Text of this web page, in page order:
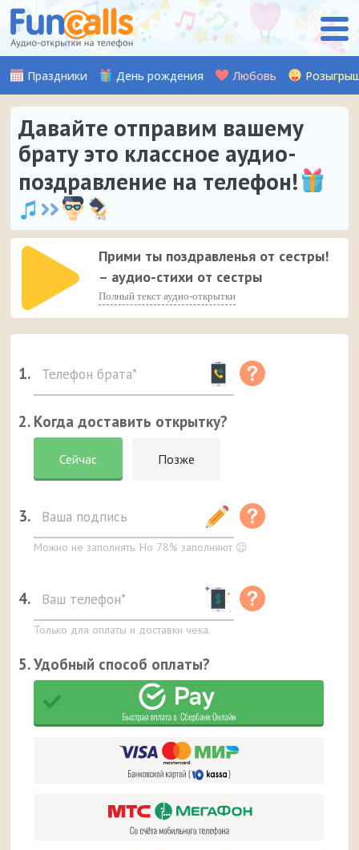
Праздники День рождения Любовь
Давайте отправим вашему
брату это классное аудио-
поздравление на телефон!
Прими ты поздравленья от сестры!
– аудио-стихи от сестры
Полный текст аудио-открытки
1.
2. Когда доставить открытку?
Сейчас Позже
3.
Можно не заполнять. Но 78% заполняют 😉
4.
Только для оплаты и доставки чека.
5. Удобный способ оплаты?